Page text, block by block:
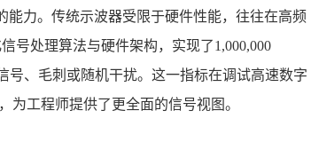
力。传统示波器受限于硬件性能，往往在高频
号处理算法与硬件架构，实现了1,000,000
号、毛刺或随机干扰。这一指标在调试高速数字
为工程师提供了更全面的信号视图。